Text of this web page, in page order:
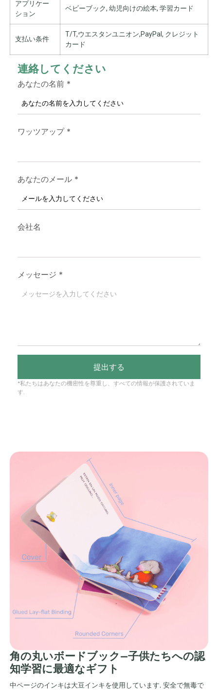
アプリケー
ション
ベビーブック, 幼児向けの絵本, 学習カード
支払い条件
T/T,ウエスタンユニオン,PayPal, クレジット
カード
連絡してください
あなたの名前 *
ワッツアップ *
あなたのメール *
会社名
メッセージ *
提出する
*私たちはあなたの機密性を尊重し、すべての情報が保護されていま
す.
角の丸いボードブック—子供たちへの認
知学習に最適なギフト
中ページのインキは大豆インキを使用しています, 安全で無毒で